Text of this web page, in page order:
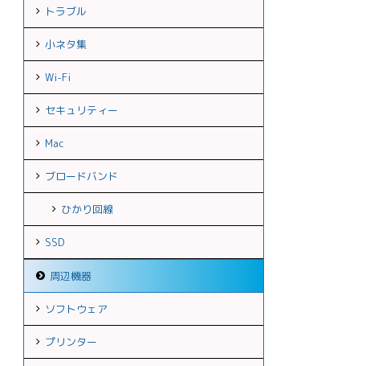
トラブル
小ネタ集
Wi-Fi
セキュリティー
Mac
ブロードバンド
ひかり回線
SSD
周辺機器
ソフトウェア
プリンター